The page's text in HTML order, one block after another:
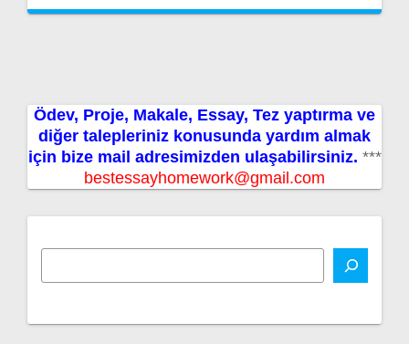
Ödev, Proje, Makale, Essay, Tez yaptırma ve
diğer talepleriniz konusunda yardım almak
için bize mail adresimizden ulaşabilirsiniz. ***
bestessayhomework@gmail.com